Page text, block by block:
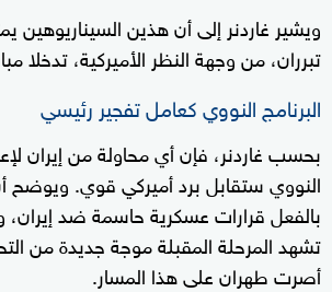
ويشير غاردنر إلى أن هذين السيناريوهين
تبرران، من وجهة النظر الأميركية، تدخلا
البرنامج النووي كعامل تفجير رئيسي
بحسب غاردنر، فإن أي محاولة من إيران
النووي ستقابل برد أميركي قوي.
بالفعل قرارات عسكرية حاسمة ضد إيران،
تشهد المرحلة المقبلة موجة جديدة من
أصرت طهران على هذا المسار.